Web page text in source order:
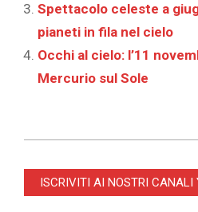
Spettacolo celeste a
pianeti in fila nel cielo
Occhi al cielo: l’11
Mercurio sul Sole
09-
ISCRIVITI AI NOSTRI CANALI